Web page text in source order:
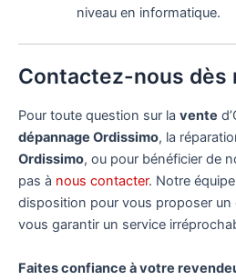
niveau en informatique.
Contactez-nous dès
Pour toute question sur la vente
dépannage Ordissimo, la
Ordissimo, ou pour bénéficier de
pas à nous contacter. Notre
disposition pour vous proposer un
vous garantir un service
Faites confiance à votre